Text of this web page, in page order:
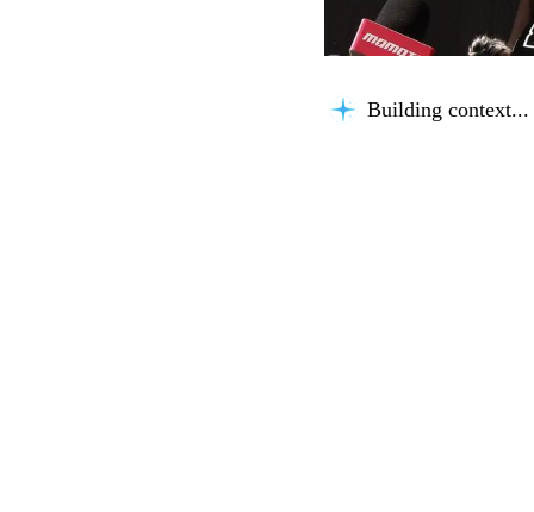
Building context...